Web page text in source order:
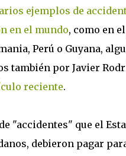
ejemplos de
en el mundo, como en
Perú o Guyana,
también por Javier
reciente.
"accidentes" que el
debieron pagar